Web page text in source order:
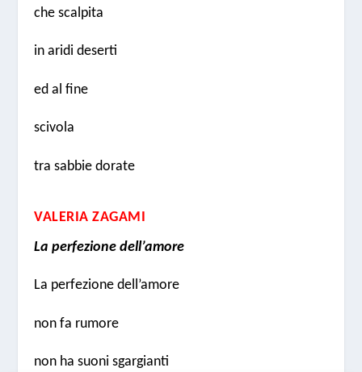
che scalpita
in aridi deserti
ed al fine
scivola
tra sabbie dorate
VALERIA ZAGAMI
La perfezione dell’amore
La perfezione dell’amore
non fa rumore
non ha suoni sgargianti